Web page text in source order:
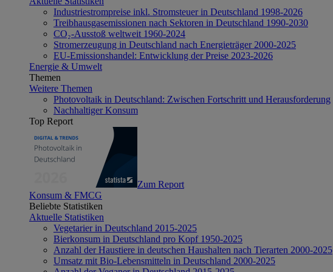
Industriestrompreise inkl. Stromsteuer in Deutschland 1998-2026
Treibhausgasemissionen nach Sektoren in Deutschland 1990-2030
CO₂-Ausstoß weltweit 1960-2024
Stromerzeugung in Deutschland nach Energieträger 2000-2025
EU-Emissionshandel: Entwicklung der Preise 2023-2026
Energie & Umwelt
Themen
Weitere Themen
Photovoltaik in Deutschland: Zwischen Fortschritt und Herausforderung
Nachhaltiger Konsum
Top Report
Zum Report
Konsum & FMCG
Beliebte Statistiken
Aktuelle Statistiken
Vegetarier in Deutschland 2015-2025
Bierkonsum in Deutschland pro Kopf 1950-2025
Anzahl der Haustiere in deutschen Haushalten nach Tierarten 2000-2025
Umsatz mit Bio-Lebensmitteln in Deutschland 2000-2025